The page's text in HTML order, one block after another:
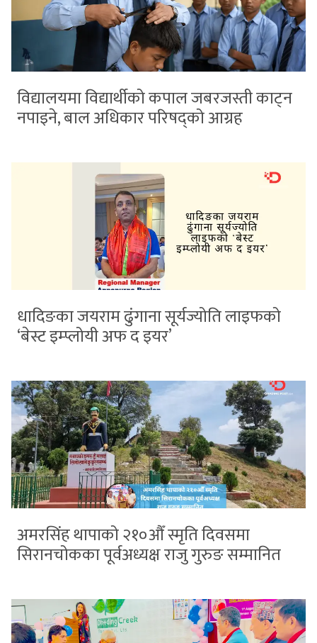
विद्यालयमा विद्यार्थीको कपाल जबरजस्ती काट्न
नपाइने, बाल अधिकार परिषद्को आग्रह
धादिङका जयराम ढुंगाना सूर्यज्योति लाइफको
‘बेस्ट इम्प्लोयी अफ द इयर’
अमरसिंह थापाको २१०औँ स्मृति दिवसमा
सिरानचोकका पूर्वअध्यक्ष राजु गुरुङ सम्मानित